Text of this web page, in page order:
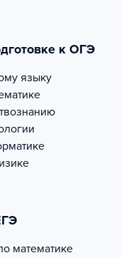
к ОГЭ
языку
математике